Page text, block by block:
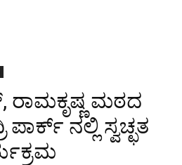
ಮಠದ
ನಲ್ಲಿ ಸ್ವಚ್ಛತ